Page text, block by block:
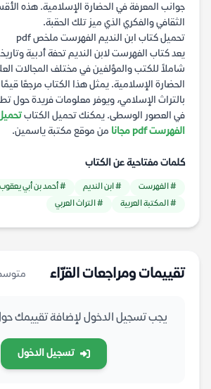
جوانب المعرفة في الحضارة الإسلامية. هذه
الثقافي والفكري الذي ميز تلك الحقبة.
تحميل كتاب ابن النديم الفهرست ملخص pdf
يعد كتاب الفهرست لابن النديم تحفة أدبية
شاملاً للكتب والمؤلفين في مختلف المجالات
الحضارة الإسلامية. يمثل هذا الكتاب مرجعًا
بالتراث الإسلامي، ويوفر معلومات فريدة حول
في العصور الوسطى. يمكنك تحميل الكتاب
الفهرست pdf مجانا
من موقع مكتبة ياسمين.
كلمات مفتاحية عن الكتاب
# الفهرست # ابن النديم
# أحمد بن أبي يعقوب
# المكتبة العربية
# التراث العربي
تقييمات ومراجعات القرّاء
يجب تسجيل الدخول لإضافة تقييمك
تسجيل الدخول